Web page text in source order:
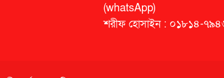
(whatsApp)
শরীফ হোসাইন : ০১৮১৪-